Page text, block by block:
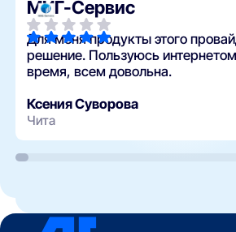
МИГ-Сервис
Для меня продукты этого
решение. Пользуюсь
время, всем довольна.
Ксения Суворова
Чита